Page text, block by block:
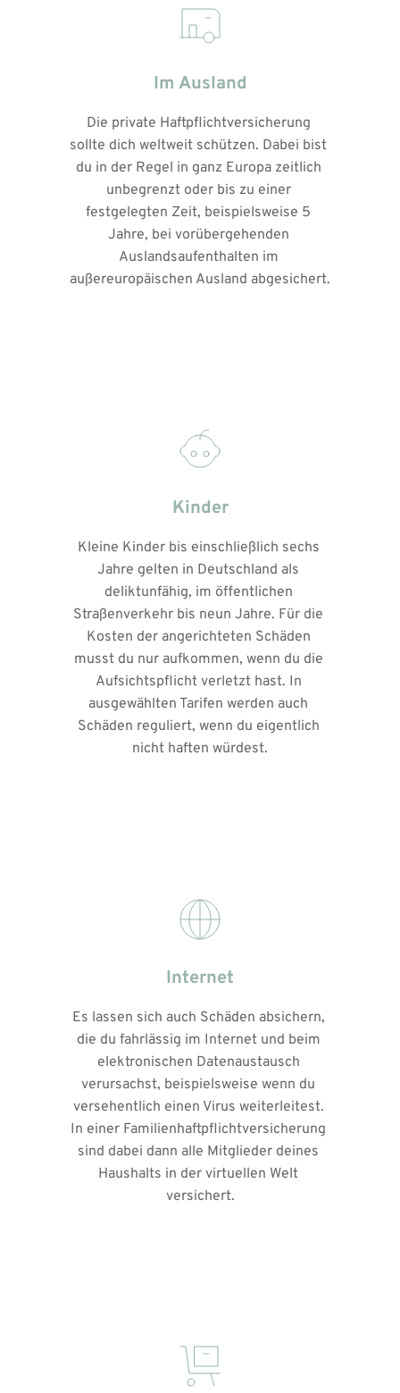
Im Ausland
Die private Haftpflichtversicherung
sollte dich weltweit schützen. Dabei bist
du in der Regel in ganz Europa zeitlich
unbegrenzt oder bis zu einer
festgelegten Zeit, beispielsweise 5
Jahre, bei vorübergehenden
Auslandsaufenthalten im
außereuropäischen Ausland abgesichert.
Kinder
Kleine Kinder bis einschließlich sechs
Jahre gelten in Deutschland als
deliktunfähig, im öffentlichen
Straßenverkehr bis neun Jahre. Für die
Kosten der angerichteten Schäden
musst du nur aufkommen, wenn du die
Aufsichtspflicht verletzt hast. In
ausgewählten Tarifen werden auch
Schäden reguliert, wenn du eigentlich
nicht haften würdest.
Internet
Es lassen sich auch Schäden absichern,
die du fahrlässig im Internet und beim
elektronischen Datenaustausch
verursachst, beispielsweise wenn du
versehentlich einen Virus weiterleitest.
In einer Familienhaftpflichtversicherung
sind dabei dann alle Mitglieder deines
Haushalts in der virtuellen Welt
versichert.